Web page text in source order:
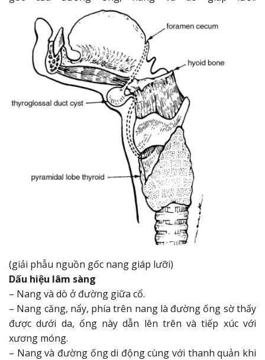
(giải phẫu nguồn gốc nang giáp lưỡi)
Dấu hiệu lâm sàng
– Nang và dò ở đường giữa cổ.
– Nang căng, nẩy, phía trên nang là đường ống sờ thấy
được dưới da, ống này dẫn lên trên và tiếp xúc với
xương móng.
– Nang và đường ống di động cùng với thanh quản khi